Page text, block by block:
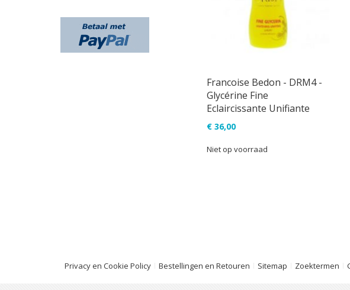
Francoise Bedon - DRM4 -
Glycérine Fine
Eclaircissante Unifiante
€ 36,00
Niet op voorraad
Privacy en Cookie Policy Bestellingen en Retouren Sitemap Zoektermen